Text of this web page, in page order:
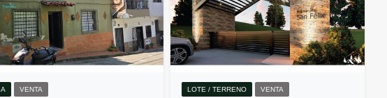
VENTA LOTE / TERRENO VENTA